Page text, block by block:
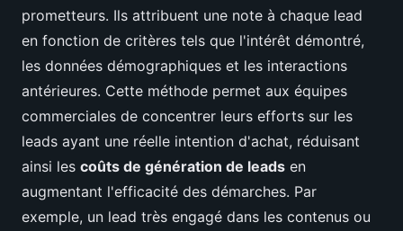
prometteurs. Ils attribuent une note à chaque lead
en fonction de critères tels que l'intérêt démontré,
les données démographiques et les interactions
antérieures. Cette méthode permet aux équipes
commerciales de concentrer leurs efforts sur les
leads ayant une réelle intention d'achat, réduisant
ainsi les coûts de génération de leads en
augmentant l'efficacité des démarches. Par
exemple, un lead très engagé dans les contenus ou